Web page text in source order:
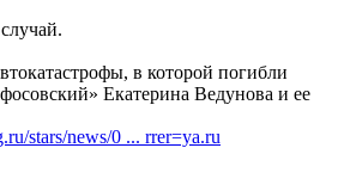
в которой погибли
Екатерина Ведунова и ее
stars/news/0 ... rrer=ya.ru